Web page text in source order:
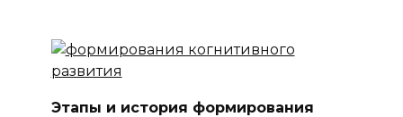
Этапы и история формирования